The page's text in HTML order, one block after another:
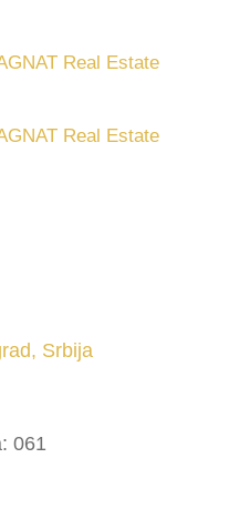
Real Estate
Real Estate
Srbija
061